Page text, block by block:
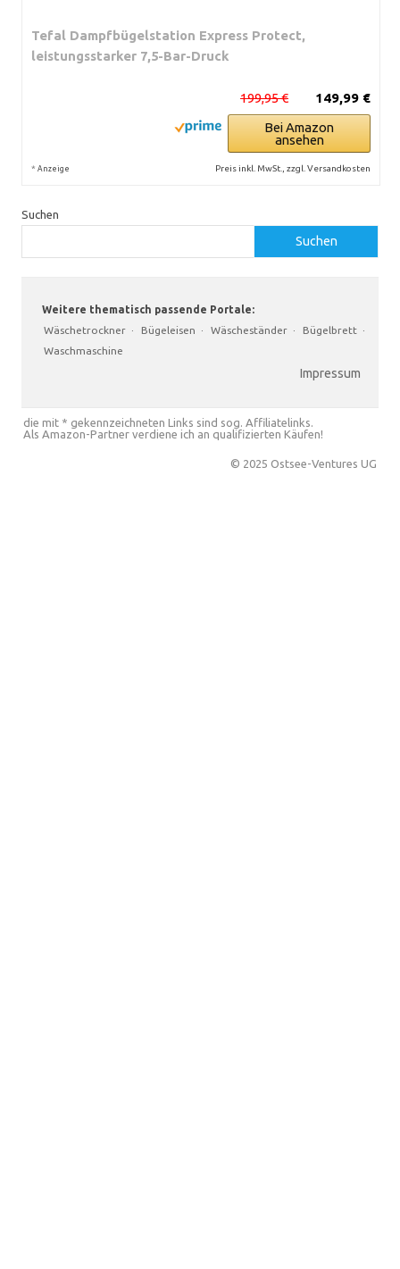
Tefal Dampfbügelstation Express Protect,
leistungsstarker 7,5-Bar-Druck
149,99 €
199,95 €
Bei Amazon
ansehen
* Anzeige Preis inkl. MwSt., zzgl. Versandkosten
Suchen
Suchen
Weitere thematisch passende Portale:
Wäschetrockner · Bügeleisen · Wäscheständer · Bügelbrett ·
Waschmaschine
Impressum
die mit * gekennzeichneten Links sind sog. Affiliatelinks.
Als Amazon-Partner verdiene ich an qualifizierten Käufen!
© 2025 Ostsee-Ventures UG